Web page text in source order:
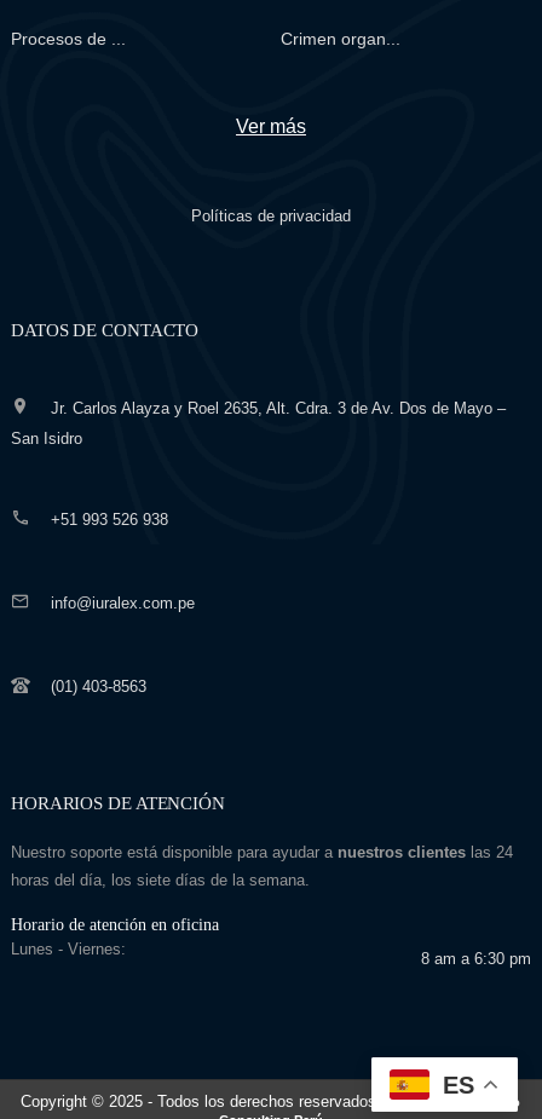
Procesos de ... Crimen organ...
Ver más
Políticas de privacidad
DATOS DE CONTACTO
Jr. Carlos Alayza y Roel 2635, Alt. Cdra. 3 de Av. Dos de Mayo –
San Isidro
+51 993 526 938
info@iuralex.com.pe
(01) 403-8563
HORARIOS DE ATENCIÓN
Nuestro soporte está disponible para ayudar a nuestros clienteslas 24
horas del día, los siete días de la semana.
Horario de atención en oficina
Lunes - Viernes:
8 am a 6:30 pm
Copyright © 2025- Todos los derechos reservados
Desarrollado por: Seo
ES